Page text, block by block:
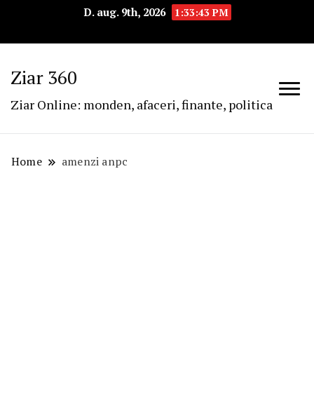
D. aug. 9th, 2026 1:33:43 PM
Ziar 360
Ziar Online: monden, afaceri, finante, politica
Home amenzi anpc